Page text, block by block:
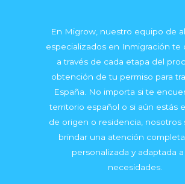
En Migrow, nuestro equipo de
especializados en Inmigración te
a través de cada etapa del
obtención de tu permiso para
España. No importa si te
territorio español o si aún estás
de origen o residencia, nosotros
brindar una atención
personalizada y adaptada
necesidades.